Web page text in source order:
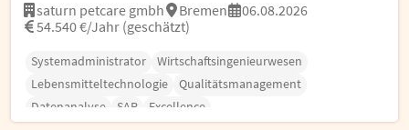
saturn petcare gmbh Bremen
06.08.2026
54.540 €/Jahr (geschätzt)
Systemadministrator
Wirtschaftsingenieurwesen
Lebensmitteltechnologie
Qualitätsmanagement
Datenanalyse
SAP Excellence